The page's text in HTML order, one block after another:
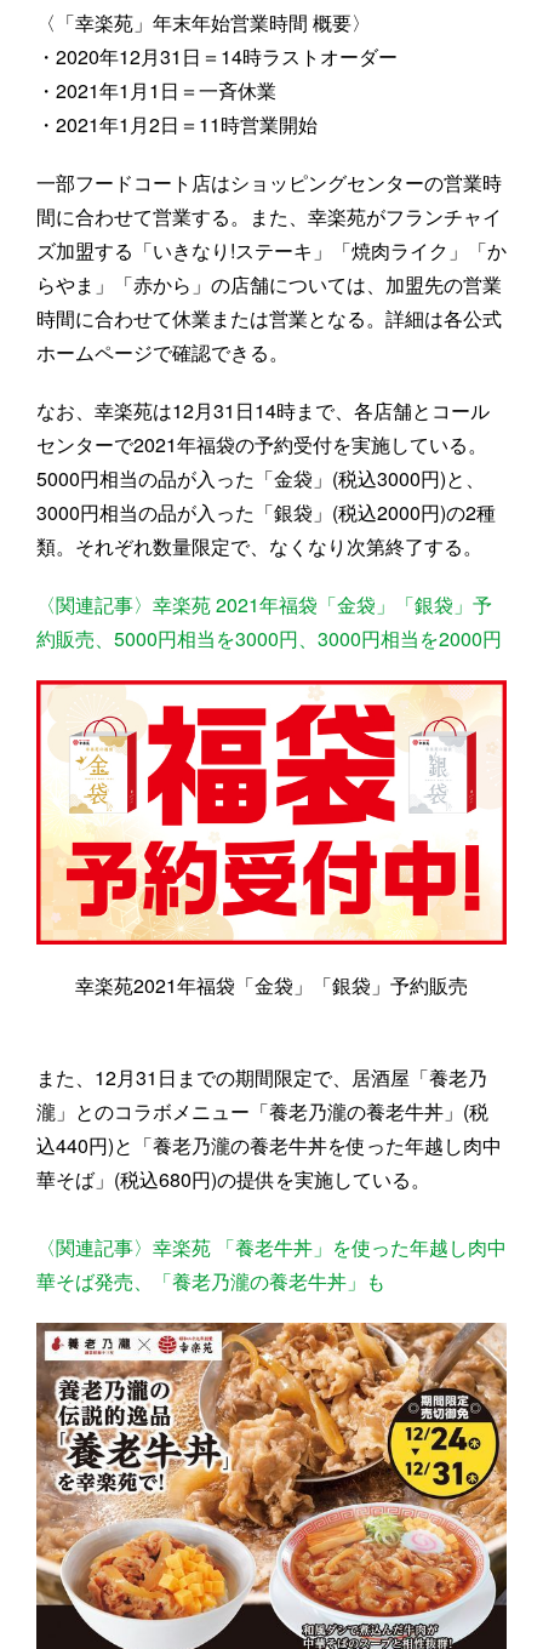
〈「幸楽苑」年末年始営業時間 概要〉
・2020年12月31日＝14時ラストオーダー
・2021年1月1日＝一斉休業
・2021年1月2日＝11時営業開始
一部フードコート店はショッピングセンターの営業時
間に合わせて営業する。また、幸楽苑がフランチャイ
ズ加盟する「いきなり!ステーキ」「焼肉ライク」「か
らやま」「赤から」の店舗については、加盟先の営業
時間に合わせて休業または営業となる。詳細は各公式
ホームページで確認できる。
なお、幸楽苑は12月31日14時まで、各店舗とコール
センターで2021年福袋の予約受付を実施している。
5000円相当の品が入った「金袋」(税込3000円)と、
3000円相当の品が入った「銀袋」(税込2000円)の2種
類。それぞれ数量限定で、なくなり次第終了する。
〈関連記事〉幸楽苑 2021年福袋「金袋」「銀袋」予
約販売、5000円相当を3000円、3000円相当を2000円
幸楽苑2021年福袋「金袋」「銀袋」予約販売
また、12月31日までの期間限定で、居酒屋「養老乃
瀧」とのコラボメニュー「養老乃瀧の養老牛丼」(税
込440円)と「養老乃瀧の養老牛丼を使った年越し肉中
華そば」(税込680円)の提供を実施している。
〈関連記事〉幸楽苑 「養老牛丼」を使った年越し肉中
華そば発売、「養老乃瀧の養老牛丼」も